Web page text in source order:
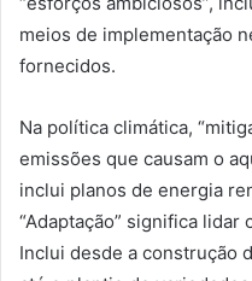
meios de implementação
fornecidos.
Na política climática,
emissões que causam o
inclui planos de energia
“Adaptação” significa
Inclui desde a construção